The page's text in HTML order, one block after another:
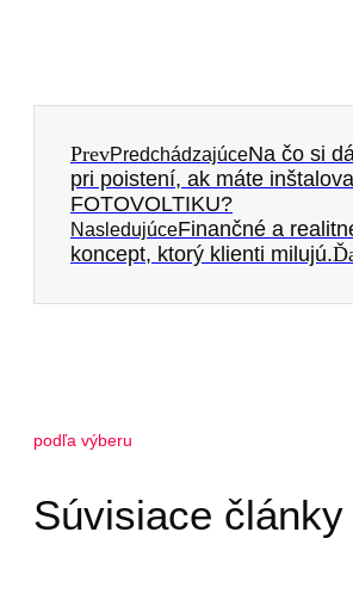
PrevPredchádzajúceNa čo si
pri poistení, ak máte
FOTOVOLTIKU?
NasledujúceFinančné a
koncept, ktorý klienti milujú.
podľa výberu
Súvisiace články